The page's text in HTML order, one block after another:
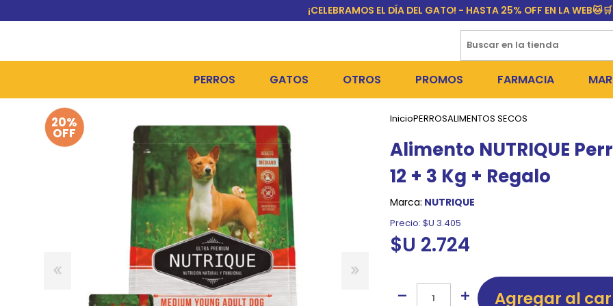
¡CELEBRAMOS EL DÍA DEL GATO! - HASTA 25% OFF EN LA WEB🐱🛒
PERROS
ALIMENTOS SECOS
ALIMENTOS HÚMEDOS Y SNACKS
HIGIENE, PELUQUERÍA Y COSMÉTICA
CAMAS Y CASETAS
BOLSOS Y TRANSPORTADORAS
BOLSAS PARA MATERIA
COLLARES, ARNESES Y CORREAS
GATOS
ALIMENTOS SECOS
ALIMENTOS HÚMEDOS Y SNACKS
ARENAS SANITARIAS
HIGIENE Y BAÑOS
COMEDEROS Y BEBEDEROS
JUGUETES Y RASCADORES
OTROS PROMOS
PERROS
GATOS
FARMACIA
PULGUICIDAS Y
COLLARES ISABELINOS Y
20%
OFF
InicioPERROSALIMENTOS SECOS
Alimento NUTRIQUE
12 + 3 Kg + Regalo
Marca: NUTRIQUE
Precio: $U 3.405
$U 2.724
Agregar al